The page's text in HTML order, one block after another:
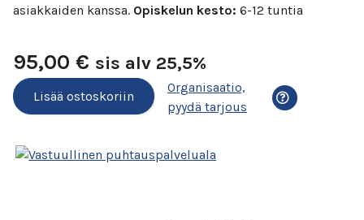
asiakkaiden kanssa. Opiskelun kesto: 6-12 tuntia
95,00 € sis alv 25,5%
Lisää ostoskoriin
Organisaatio,
pyydä tarjous